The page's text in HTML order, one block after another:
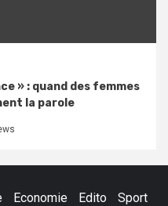
» : quand des femmes
la parole
Economie Edito Sport